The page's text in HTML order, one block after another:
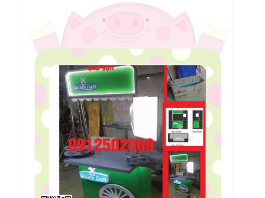
Xe Booth Gioi Thieu San Pham